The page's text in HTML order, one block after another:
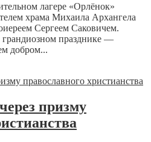
лагере «Орлёнок»
храма Михаила Архангела
Сергеем Саковичем.
грандиозном празднике —
добром...
призму